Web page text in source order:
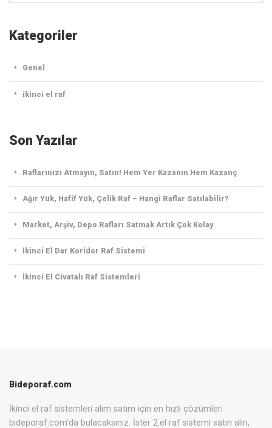
Kategoriler
Genel
ikinci el raf
Son Yazılar
Raflarınızı Atmayın, Satın! Hem Yer Kazanın Hem Kazanç
Ağır Yük, Hafif Yük, Çelik Raf – Hangi Raflar Satılabilir?
Market, Arşiv, Depo Rafları Satmak Artık Çok Kolay
İkinci El Dar Koridor Raf Sistemi
İkinci El Civatalı Raf Sistemleri
Bideporaf.com
İkinci el raf sistemleri alım satım için en hızlı çözümleri
bideporaf.com’da bulacaksınız. İster 2.el raf sistemi satın alın,